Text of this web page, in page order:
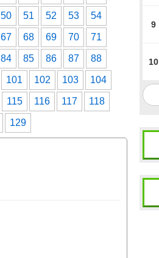
50 51 52 53 54
67 68 69 70 71
84 85 86 87 88
101 102 103 104
115 116 117 118
129
9
10